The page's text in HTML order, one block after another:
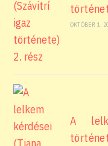
OKTÓBER 1,
A